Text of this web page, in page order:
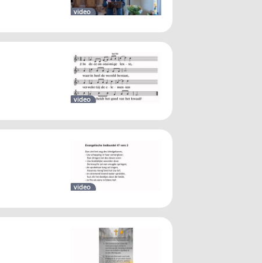
video
video
video